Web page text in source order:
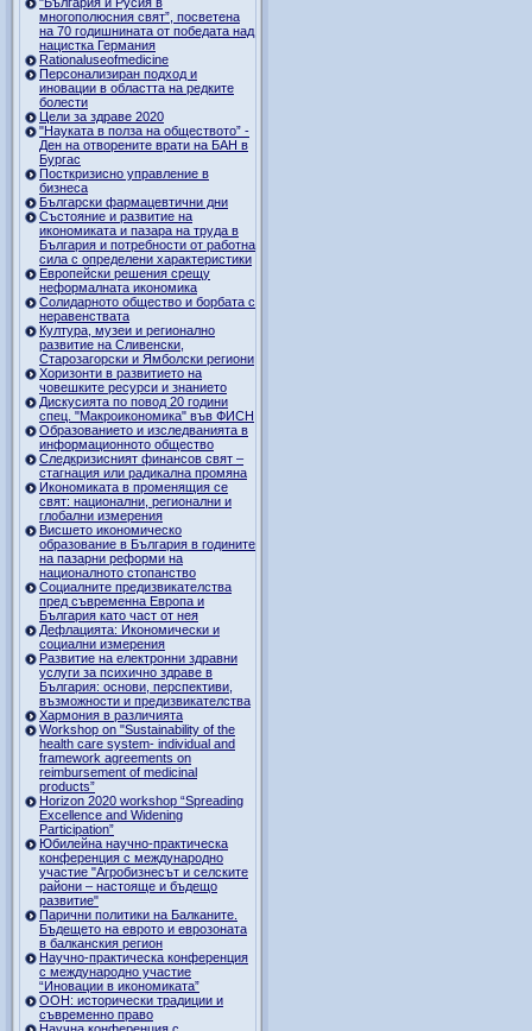
многополюсния свят”, посветена
на 70 годишнината от победата над
нацистка Германия
Rationaluseofmedicine
Персонализиран подход и
иновации в областта на редките
болести
Цели за здраве 2020
"Науката в полза на обществото” -
Ден на отворените врати на БАН в
Бургас
Посткризисно управление в
бизнеса
Български фармацевтични дни
Състояние и развитие на
икономиката и пазара на труда в
България и потребности от работна
сила с определени характеристики
Европейски решения срещу
неформалната икономика
Солидарното общество и борбата с
неравенствата
Култура, музеи и регионално
развитие на Сливенски,
Старозагорски и Ямболски региони
Хоризонти в развитието на
човешките ресурси и знанието
Дискусията по повод 20 години
спец. "Макроикономика" във ФИСН
Образованието и изследванията в
информационното общество
Следкризисният финансов свят –
стагнация или радикална промяна
Икономиката в променящия се
свят: национални, регионални и
глобални измерения
Висшето икономическо
образование в България в годините
на пазарни реформи на
националното стопанство
Социалните предизвикателства
пред съвременна Европа и
България като част от нея
Дефлацията: Икономически и
социални измерения
Развитие на електронни здравни
услуги за психично здраве в
България: основи, перспективи,
възможности и предизвикателства
Хармония в различията
Workshop on "Sustainability of the
health care system- individual and
framework agreements on
reimbursement of medicinal
products”
Horizon 2020 workshop “Spreading
Excellence and Widening
Participation”
Юбилейна научно-практическа
конференция с международно
участие "Агробизнесът и селските
райони – настояще и бъдещо
развитие"
Парични политики на Балканите.
Бъдещето на еврото и еврозоната
в балканския регион
Научно-практическа конференция
с международно участие
“Иновации в икономиката”
ООН: исторически традиции и
съвременно право
Научна конференция с